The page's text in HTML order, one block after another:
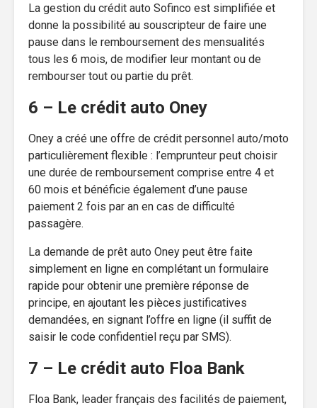
La gestion du crédit auto Sofinco est simplifiée et
donne la possibilité au souscripteur de faire une
pause dans le remboursement des mensualités
tous les 6 mois, de modifier leur montant ou de
rembourser tout ou partie du prêt.
6 – Le crédit auto Oney
Oney a créé une offre de crédit personnel auto/moto
particulièrement flexible : l’emprunteur peut choisir
une durée de remboursement comprise entre 4 et
60 mois et bénéficie également d’une pause
paiement 2 fois par an en cas de difficulté
passagère.
La demande de prêt auto Oney peut être faite
simplement en ligne en complétant un formulaire
rapide pour obtenir une première réponse de
principe, en ajoutant les pièces justificatives
demandées, en signant l’offre en ligne (il suffit de
saisir le code confidentiel reçu par SMS).
7 – Le crédit auto Floa Bank
Floa Bank, leader français des facilités de paiement,